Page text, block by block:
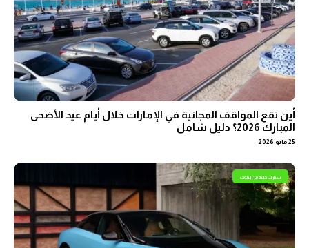
أين تقع المواقف المجانية في الإمارات خلال أيام عيد الأضحى
المبارك 2026؟ دليل شامل
25 مايو 2026
سيارات خالية من التلوث